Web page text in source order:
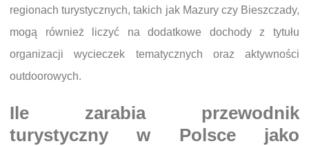
regionach turystycznych, takich jak Mazury czy Bieszczady,
mogą również liczyć na dodatkowe dochody z tytułu
organizacji wycieczek tematycznych oraz aktywności
outdoorowych.
Ile zarabia przewodnik
turystyczny w Polsce jako